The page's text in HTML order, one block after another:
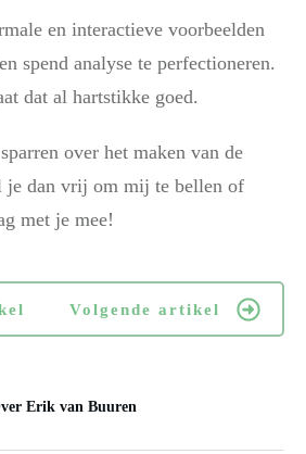
en interactieve voorbeelden
spend analyse te perfectioneren.
dat al hartstikke goed.
over het maken van de
je dan vrij om mij te bellen of
met je mee!
Volgende artikel
Erik van Buuren